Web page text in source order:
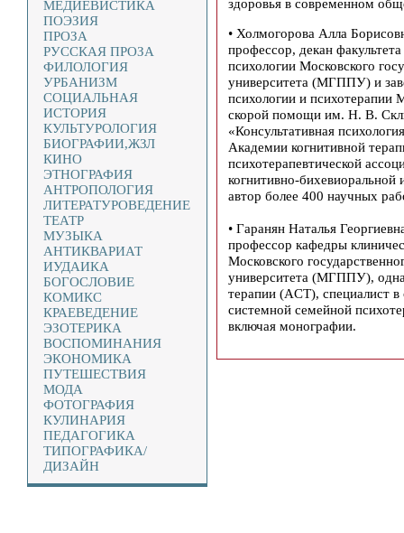
МЕДИЕВИСТИКА
ПОЭЗИЯ
ПРОЗА
РУССКАЯ ПРОЗА
ФИЛОЛОГИЯ
УРБАНИЗМ
СОЦИАЛЬНАЯ
ИСТОРИЯ
КУЛЬТУРОЛОГИЯ
БИОГРАФИИ,ЖЗЛ
КИНО
ЭТНОГРАФИЯ
АНТРОПОЛОГИЯ
ЛИТЕРАТУРОВЕДЕНИЕ
ТЕАТР
МУЗЫКА
АНТИКВАРИАТ
ИУДАИКА
БОГОСЛОВИЕ
КОМИКС
КРАЕВЕДЕНИЕ
ЭЗОТЕРИКА
ВОСПОМИНАНИЯ
ЭКОНОМИКА
ПУТЕШЕСТВИЯ
МОДА
ФОТОГРАФИЯ
КУЛИНАРИЯ
ПЕДАГОГИКА
ТИПОГРАФИКА/
ДИЗАЙН
здоровья в современном
• Холмогорова Алла
профессор, декан
психологии Московского
университета (МГППУ) и
психологии и
скорой помощи им. Н. В.
«Консультативная
Академии когнитивной
психотерапевтической
когнитивно-
автор более 400 научных
• Гаранян Наталья
профессор кафедры
Московского
университета (МГППУ),
терапии (ACT), специалист
системной семейной
включая монографии.